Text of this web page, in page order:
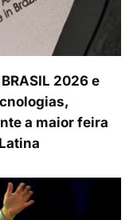
2026 e
a maior feira